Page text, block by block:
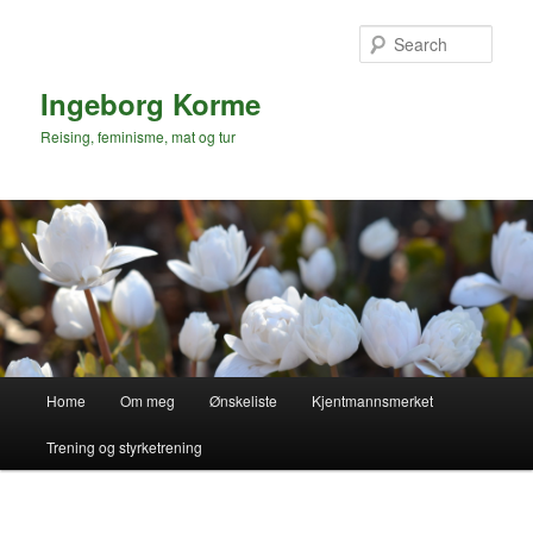
Ingeborg Korme
Reising, feminisme, mat og tur
Home Om meg Ønskeliste Kjentmannsmerket
Trening og styrketrening